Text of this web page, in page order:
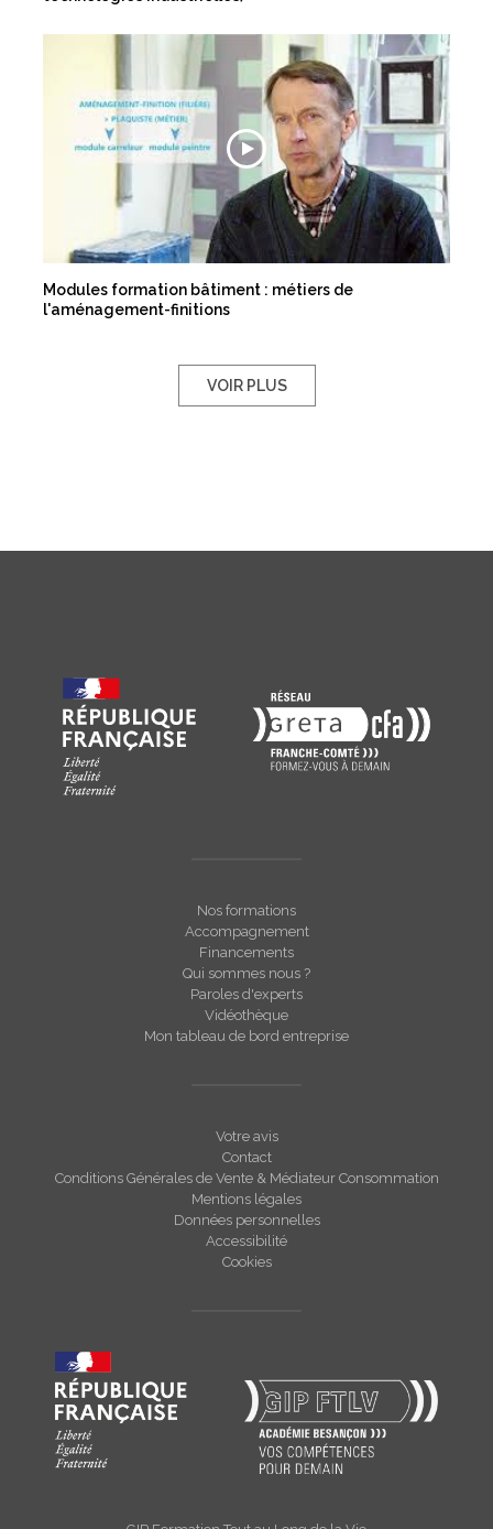
Modules formation bâtiment : métiers de
l'aménagement-finitions
VOIR PLUS
Nos formations
Accompagnement
Financements
Qui sommes nous ?
Paroles d'experts
Vidéothèque
Mon tableau de bord entreprise
Votre avis
Contact
Conditions Générales de Vente & Médiateur Consommation
Mentions légales
Données personnelles
Accessibilité
Cookies